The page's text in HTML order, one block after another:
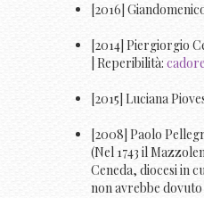
[2016]
[2014] Piergiorgio
| Reperibilità:
[2015] Luciana
[2008] Paolo
(Nel 1743 il
Ceneda, diocesi in
non avrebbe